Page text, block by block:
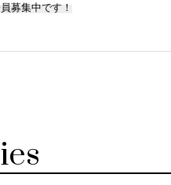
募集中です！